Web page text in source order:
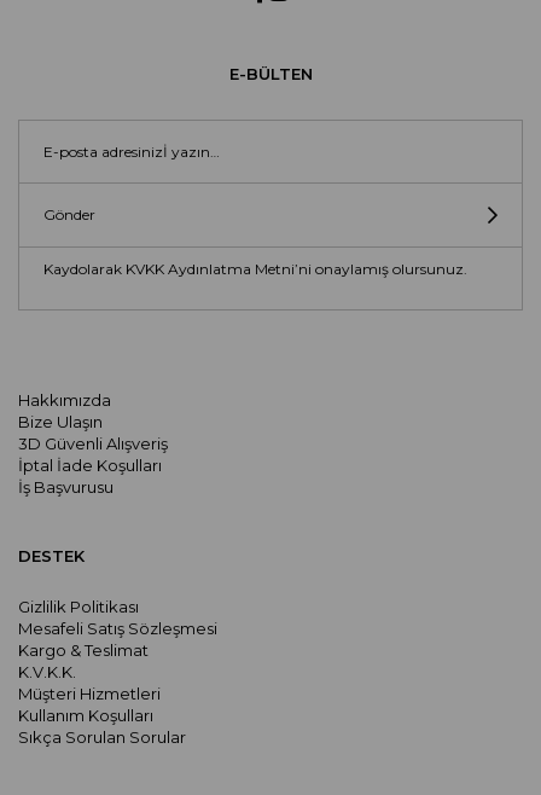
Hakkımızda
Bize Ulaşın
3D Güvenli Alışveriş
İptal İade Koşulları
İş Başvurusu
E-BÜLTEN
Gönder
Kaydolarak KVKK Aydınlatma Metni’ni onaylamış olursunuz.
DESTEK
Gizlilik Politikası
Mesafeli Satış Sözleşmesi
Kargo & Teslimat
K.V.K.K.
Müşteri Hizmetleri
Kullanım Koşulları
Sıkça Sorulan Sorular